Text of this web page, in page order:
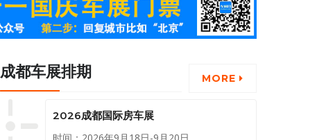
成都车展排期 MORE
2026成都国际房车展